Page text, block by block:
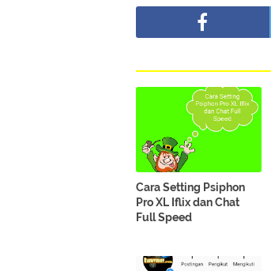
Cara Setting Psiphon
Pro XL Iflix dan Chat
Full Speed